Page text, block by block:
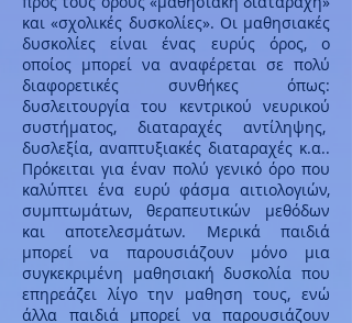
και «σχολικές δυσκολίες». Οι μαθησιακές
δυσκολίες είναι ένας ευρύς όρος, ο
οποίος μπορεί να αναφέρεται σε πολύ
διαφορετικές συνθήκες όπως:
δυσλειτουργία του κεντρικού νευρικού
συστήματος, διαταραχές αντίληψης,
δυσλεξία, αναπτυξιακές διαταραχές κ.α..
Πρόκειται για έναν πολύ γενικό όρο που
καλύπτει ένα ευρύ φάσμα αιτιολογιών,
συμπτωμάτων, θεραπευτικών μεθόδων
και αποτελεσμάτων. Μερικά παιδιά
μπορεί να παρουσιάζουν μόνο μια
συγκεκριμένη μαθησιακή δυσκολία που
επηρεάζει λίγο την μαθηση τους, ενώ
άλλα παιδιά μπορεί να παρουσιάζουν